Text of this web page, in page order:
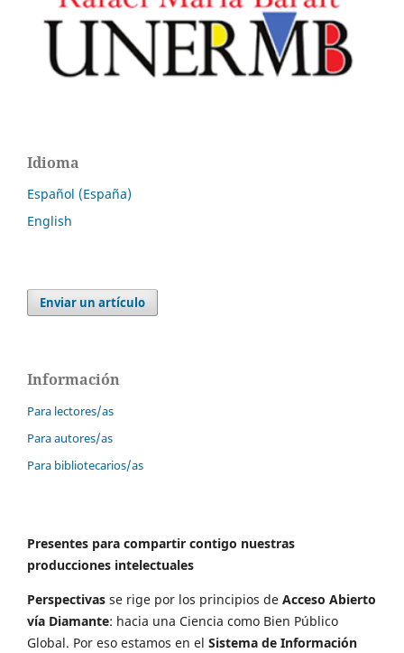
Idioma
Español (España)
English
Enviar un artículo
Información
Para lectores/as
Para autores/as
Para bibliotecarios/as
Presentes para compartir contigo nuestras
producciones intelectuales
Perspectivas se rige por los principios de Acceso Abierto
vía Diamante: hacia una Ciencia como Bien Público
Global. Por eso estamos en el Sistema de Información